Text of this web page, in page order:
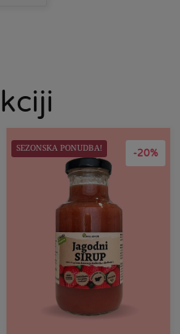
-20%
SEZONSKA PONUDBA!